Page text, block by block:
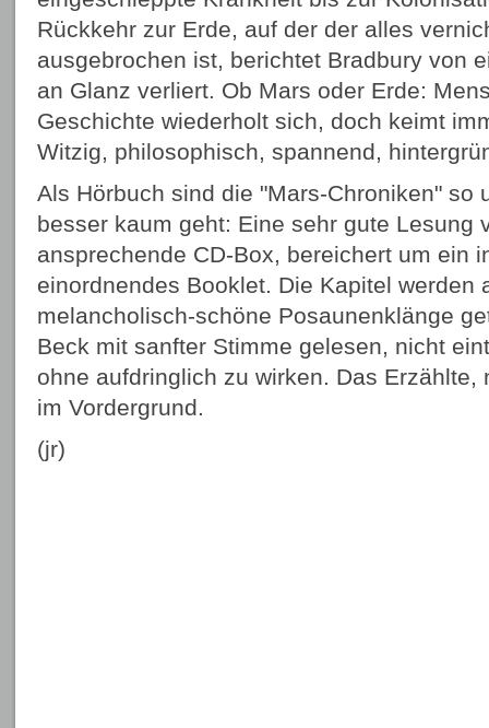
Rückkehr zur Erde, auf der der alles
ausgebrochen ist, berichtet Bradbury von
an Glanz verliert. Ob Mars oder Erde:
Geschichte wiederholt sich, doch keimt
Witzig, philosophisch, spannend,
Als Hörbuch sind die "Mars-Chroniken" so
besser kaum geht: Eine sehr gute Lesung
ansprechende CD-Box, bereichert um ein
einordnendes Booklet. Die Kapitel werden
melancholisch-schöne Posaunenklänge
Beck mit sanfter Stimme gelesen, nicht
ohne aufdringlich zu wirken. Das Erzählte,
im Vordergrund.
(jr)